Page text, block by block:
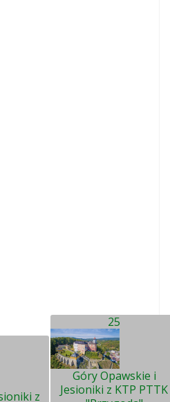
z
25
Góry Opawskie i
Jesioniki z KTP PTTK